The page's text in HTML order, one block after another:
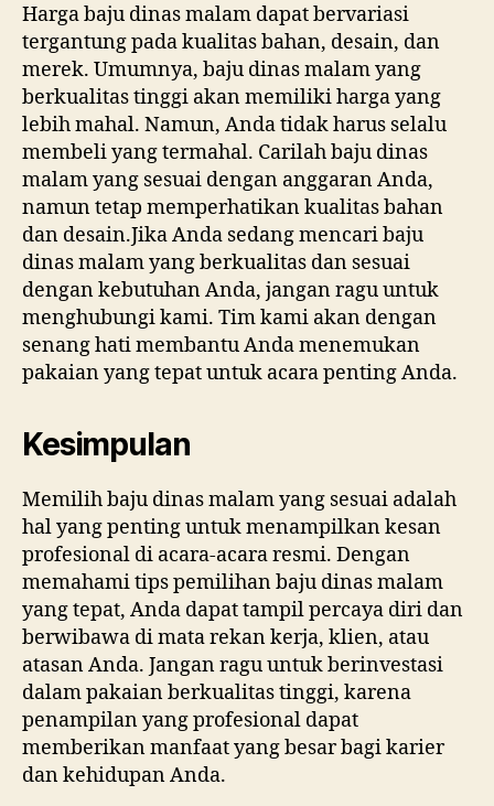
Harga baju dinas malam dapat bervariasi
tergantung pada kualitas bahan, desain, dan
merek. Umumnya, baju dinas malam yang
berkualitas tinggi akan memiliki harga yang
lebih mahal. Namun, Anda tidak harus selalu
membeli yang termahal. Carilah baju dinas
malam yang sesuai dengan anggaran Anda,
namun tetap memperhatikan kualitas bahan
dan desain.Jika Anda sedang mencari baju
dinas malam yang berkualitas dan sesuai
dengan kebutuhan Anda, jangan ragu untuk
menghubungi kami. Tim kami akan dengan
senang hati membantu Anda menemukan
pakaian yang tepat untuk acara penting Anda.
Kesimpulan
Memilih baju dinas malam yang sesuai adalah
hal yang penting untuk menampilkan kesan
profesional di acara-acara resmi. Dengan
memahami tips pemilihan baju dinas malam
yang tepat, Anda dapat tampil percaya diri dan
berwibawa di mata rekan kerja, klien, atau
atasan Anda. Jangan ragu untuk berinvestasi
dalam pakaian berkualitas tinggi, karena
penampilan yang profesional dapat
memberikan manfaat yang besar bagi karier
dan kehidupan Anda.